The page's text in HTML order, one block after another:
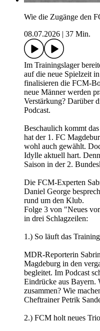
Wie die Zugänge den
08.07.2026
37 Min.
Im Trainingslager
auf die neue Spielzeit
finalisieren die FCM-
neue Männer werden
Verstärkung? Darüber
Podcast.
Beschaulich kommt
hat der 1. FC
wohl auch gewählt.
Idylle aktuell hart.
Saison in der 2.
Die FCM-Experten
Daniel George
rund um den Klub.
Folge 3 von "Neues
in drei Schlagzeilen:
1.) So läuft das
MDR-Reporterin
Magdeburg in den
begleitet. Im Podcast
Eindrücke aus Bayern.
zusammen? Wie
Cheftrainer Petrik
2.) FCM holt neues